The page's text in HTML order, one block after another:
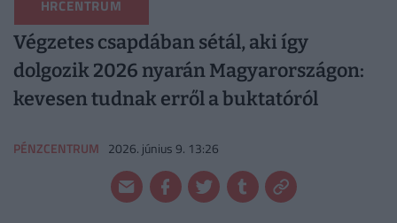
HRCENTRUM
Végzetes csapdában sétál, aki így
dolgozik 2026 nyarán Magyarországon:
kevesen tudnak erről a buktatóról
PÉNZCENTRUM 2026. június 9. 13:26